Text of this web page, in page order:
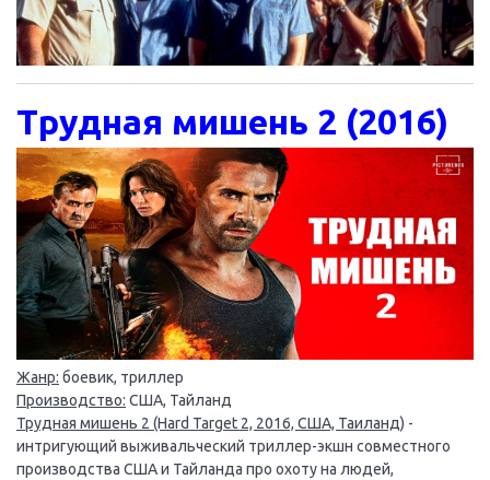
Трудная мишень 2 (2016)
Жанр: боевик, триллер
Производство: США, Тайланд
Трудная мишень 2 (Hard Target 2, 2016, США, Таиланд) -
интригующий выживальческий триллер-экшн совместного
производства США и Тайланда про охоту на людей,